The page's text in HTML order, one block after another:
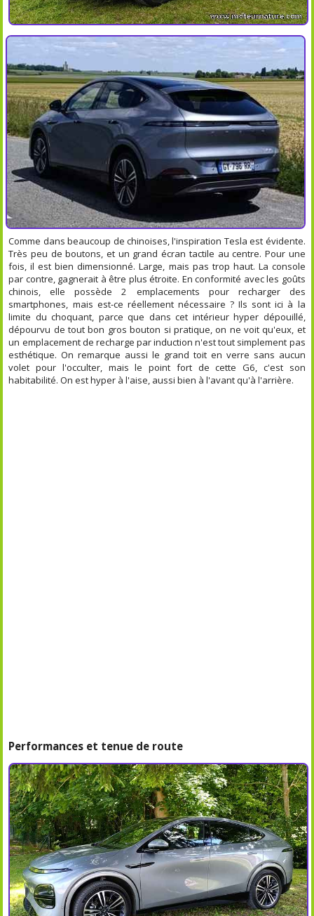
Comme dans beaucoup de chinoises, l'inspiration Tesla est évidente.
Très peu de boutons, et un grand écran tactile au centre. Pour une
fois, il est bien dimensionné. Large, mais pas trop haut. La console
par contre, gagnerait à être plus étroite. En conformité avec les goûts
chinois, elle possède 2 emplacements pour recharger des
smartphones, mais est-ce réellement nécessaire ? Ils sont ici à la
limite du choquant, parce que dans cet intérieur hyper dépouillé,
dépourvu de tout bon gros bouton si pratique, on ne voit qu'eux, et
un emplacement de recharge par induction n'est tout simplement pas
esthétique. On remarque aussi le grand toit en verre sans aucun
volet pour l'occulter, mais le point fort de cette G6, c'est son
habitabilité. On est hyper à l'aise, aussi bien à l'avant qu'à l'arrière.
Performances et tenue de route